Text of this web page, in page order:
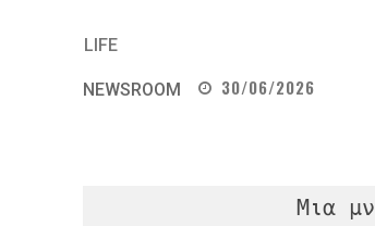
LIFE
NEWSROOM 30/06/2026